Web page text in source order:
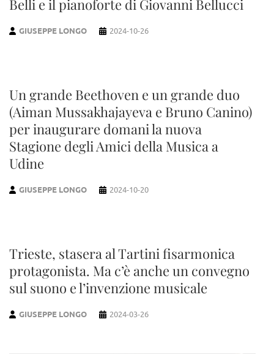
Belli e il pianoforte di Giovanni Bellucci
GIUSEPPE LONGO 2024-10-26
Un grande Beethoven e un grande duo
(Aiman Mussakhajayeva e Bruno Canino)
per inaugurare domani la nuova
Stagione degli Amici della Musica a
Udine
GIUSEPPE LONGO 2024-10-20
Trieste, stasera al Tartini fisarmonica
protagonista. Ma c’è anche un convegno
sul suono e l’invenzione musicale
GIUSEPPE LONGO 2024-03-26